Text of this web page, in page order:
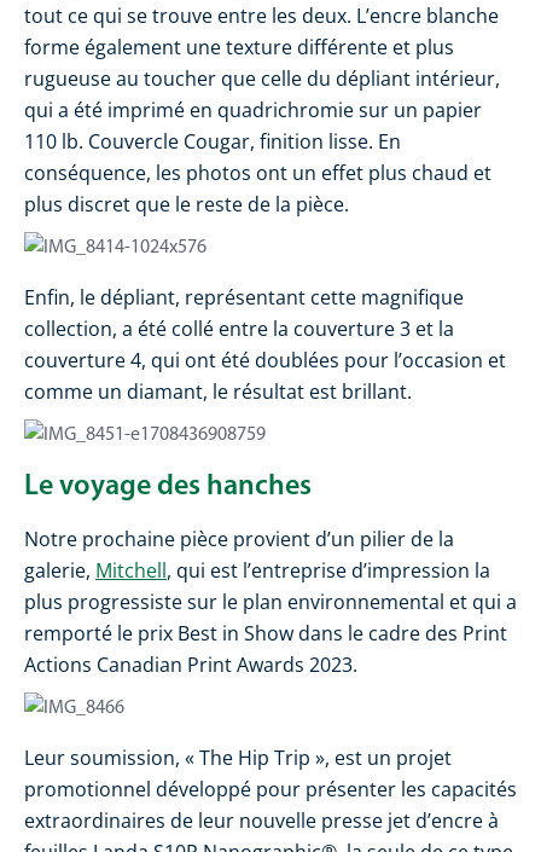
tout ce qui se trouve entre les deux. L’encre blanche
forme également une texture différente et plus
rugueuse au toucher que celle du dépliant intérieur,
qui a été imprimé en quadrichromie sur un papier
110 lb. Couvercle Cougar, finition lisse. En
conséquence, les photos ont un effet plus chaud et
plus discret que le reste de la pièce.
Enfin, le dépliant, représentant cette magnifique
collection, a été collé entre la couverture 3 et la
couverture 4, qui ont été doublées pour l’occasion et
comme un diamant, le résultat est brillant.
Le voyage des hanches
Notre prochaine pièce provient d’un pilier de la
galerie, Mitchell, qui est l’entreprise d’impression la
plus progressiste sur le plan environnemental et qui a
remporté le prix Best in Show dans le cadre des Print
Actions Canadian Print Awards 2023.
Leur soumission, « The Hip Trip », est un projet
promotionnel développé pour présenter les capacités
extraordinaires de leur nouvelle presse jet d’encre à